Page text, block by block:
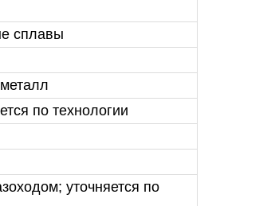
сплавы
по технологии
уточняется по